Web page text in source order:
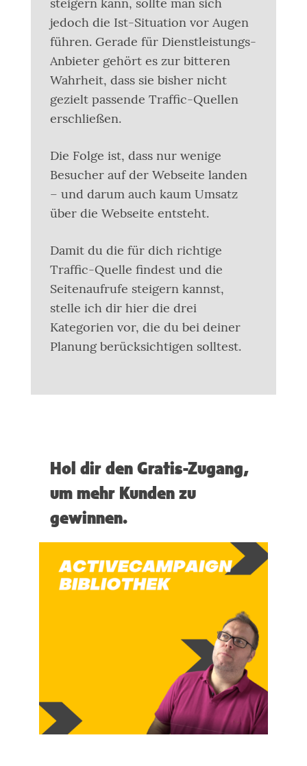
jedoch die Ist-Situation vor Augen
führen. Gerade für Dienstleistungs-
Anbieter gehört es zur bitteren
Wahrheit, dass sie bisher nicht
gezielt passende Traffic-Quellen
erschließen.
Die Folge ist, dass nur wenige
Besucher auf der Webseite landen
– und darum auch kaum Umsatz
über die Webseite entsteht.
Damit du die für dich richtige
Traffic-Quelle findest und die
Seitenaufrufe steigern kannst,
stelle ich dir hier die drei
Kategorien vor, die du bei deiner
Planung berücksichtigen solltest.
Hol dir den Gratis-Zugang,
um mehr Kunden zu
gewinnen.